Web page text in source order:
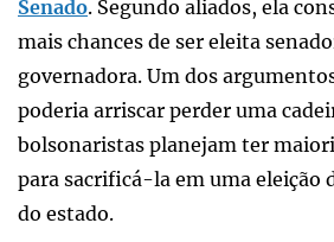
Senado. Segundo aliados, ela
mais chances de ser eleita
governadora. Um dos
poderia arriscar perder uma
bolsonaristas planejam ter
para sacrificá-la em uma eleição
do estado.